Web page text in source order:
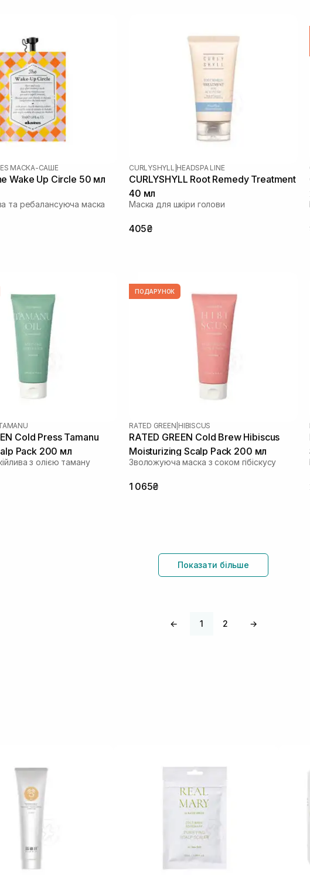
МАСКА-САШЕ
Wake Up Circle 50 мл
та ребалансуюча маска
CURLYSHYLL HEADSPA LINE
CURLYSHYLL Root Remedy Treatment
40 мл
Маска для шкіри голови
405₴
Cold Press Tamanu
Pack 200 мл
з олією таману
ПОДАРУНОК
RATED GREEN HIBISCUS
RATED GREEN Cold Brew Hibiscus
Moisturizing Scalp Pack 200 мл
Зволожуюча маска з соком гібіскусу
1 065₴
Показати більше
← 1 2 →